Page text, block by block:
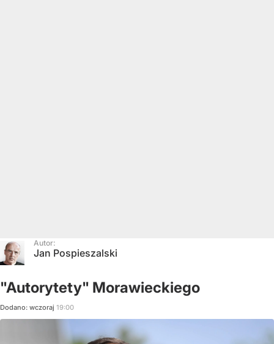
Autor:
Jan Pospieszalski
"Autorytety" Morawieckiego
Dodano: wczoraj 19:00